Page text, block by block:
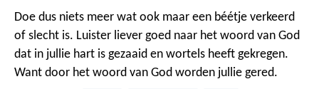
Doe dus niets meer wat ook maar een béétje verkeerd
of slecht is. Luister liever goed naar het woord van God
dat in jullie hart is gezaaid en wortels heeft gekregen.
Want door het woord van God worden jullie gered.